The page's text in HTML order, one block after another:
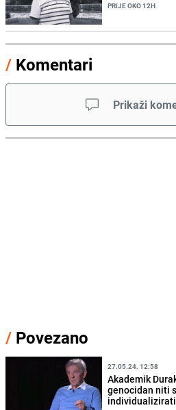
PRIJE OKO 12H
/ Komentari
Prikaži
/ Povezano
27.05.24. 12:58
Akademik
genocidan niti
individualizirati